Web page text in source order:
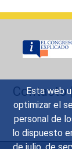
Esta web
optimizar el
personal de
lo dispuesto
Contacto